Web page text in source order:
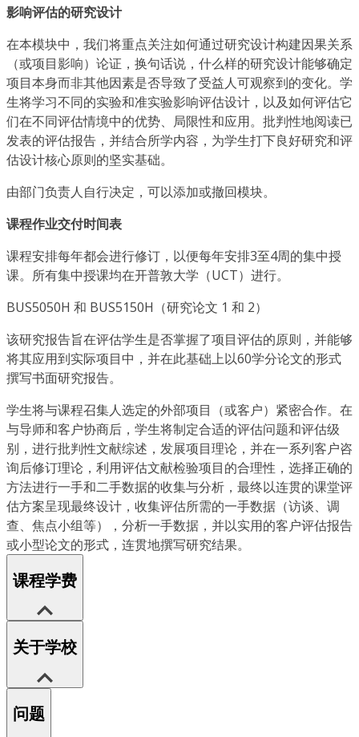
影响评估的研究设计
在本模块中，我们将重点关注如何通过研究设计构建因果关系
（或项目影响）论证，换句话说，什么样的研究设计能够确定
项目本身而非其他因素是否导致了受益人可观察到的变化。学
生将学习不同的实验和准实验影响评估设计，以及如何评估它
们在不同评估情境中的优势、局限性和应用。批判性地阅读已
发表的评估报告，并结合所学内容，为学生打下良好研究和评
估设计核心原则的坚实基础。
由部门负责人自行决定，可以添加或撤回模块。
课程作业交付时间表
课程安排每年都会进行修订，以便每年安排3至4周的集中授
课。所有集中授课均在开普敦大学（UCT）进行。
BUS5050H 和 BUS5150H（研究论文 1 和 2）
该研究报告旨在评估学生是否掌握了项目评估的原则，并能够
将其应用到实际项目中，并在此基础上以60学分论文的形式
撰写书面研究报告。
学生将与课程召集人选定的外部项目（或客户）紧密合作。在
与导师和客户协商后，学生将制定合适的评估问题和评估级
别，进行批判性文献综述，发展项目理论，并在一系列客户咨
询后修订理论，利用评估文献检验项目的合理性，选择正确的
方法进行一手和二手数据的收集与分析，最终以连贯的课堂评
估方案呈现最终设计，收集评估所需的一手数据（访谈、调
查、焦点小组等），分析一手数据，并以实用的客户评估报告
或小型论文的形式，连贯地撰写研究结果。
课程学费
关于学校
问题